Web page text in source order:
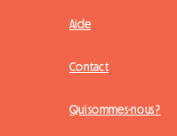
Aide
Contact
Qui sommes-nous ?